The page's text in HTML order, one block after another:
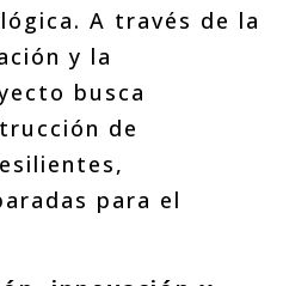
A través de la
y la
busca
de
para el